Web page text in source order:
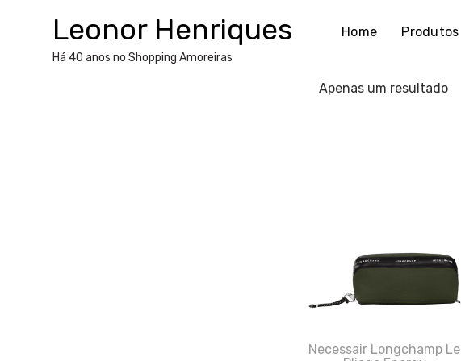
Leonor Henriques
Há 40 anos no Shopping Amoreiras
Home Produtos
Apenas um resultado
Necessair Longchamp Le